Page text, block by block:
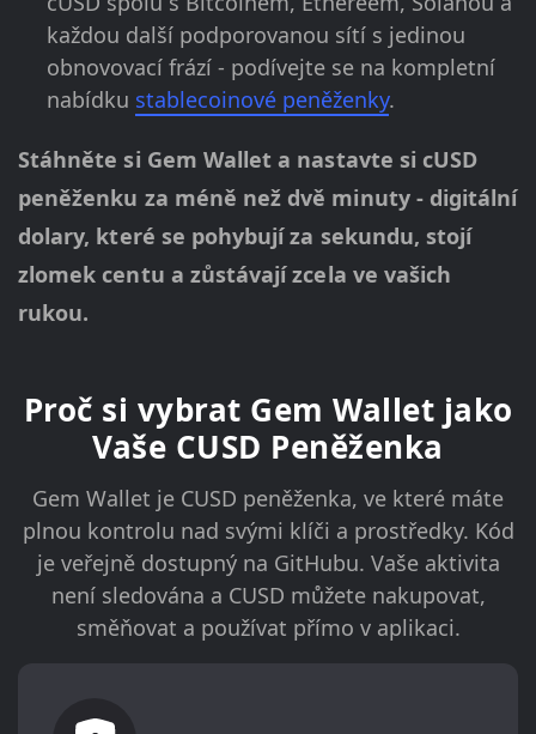
každou další podporovanou sítí s jedinou
obnovovací frází - podívejte se na kompletní
nabídku stablecoinové peněženky.
Stáhněte si Gem Wallet a nastavte si cUSD
peněženku za méně než dvě minuty - digitální
dolary, které se pohybují za sekundu, stojí
zlomek centu a zůstávají zcela ve vašich
rukou.
Proč si vybrat Gem Wallet jako
Vaše CUSD Peněženka
Gem Wallet je CUSD peněženka, ve které máte
plnou kontrolu nad svými klíči a prostředky. Kód
je veřejně dostupný na GitHubu. Vaše aktivita
není sledována a CUSD můžete nakupovat,
směňovat a používat přímo v aplikaci.